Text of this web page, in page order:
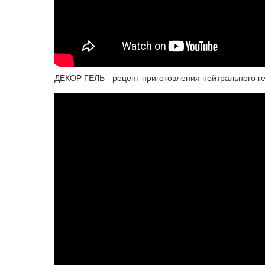
ДЕКОР ГЕЛЬ - рецепт приготовления нейтрального